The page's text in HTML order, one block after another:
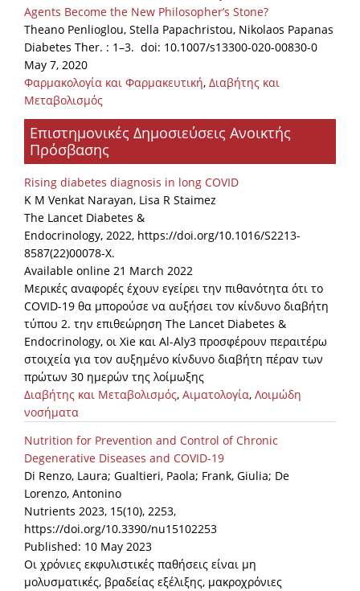
Agents Become the New Philosopher’s Stone?
Theano Penlioglou, Stella Papachristou, Nikolaos Papanas
Diabetes Ther. : 1–3. doi: 10.1007/s13300-020-00830-0
May 7, 2020
Φαρμακολογία και Φαρμακευτική, Διαβήτης και
Μεταβολισμός
Επιστημονικές Δημοσιεύσεις Ανοικτής
Πρόσβασης
Rising diabetes diagnosis in long COVID
K M Venkat Narayan, Lisa R Staimez
The Lancet Diabetes &
Endocrinology, 2022, https://doi.org/10.1016/S2213-
8587(22)00078-X.
Available online 21 March 2022
Μερικές αναφορές έχουν εγείρει την πιθανότητα ότι το
COVID-19 θα μπορούσε να αυξήσει τον κίνδυνο διαβήτη
τύπου 2. την επιθεώρηση The Lancet Diabetes &
Endocrinology, οι Xie και Al-Aly3 προσφέρουν περαιτέρω
στοιχεία για τον αυξημένο κίνδυνο διαβήτη πέραν των
πρώτων 30 ημερών της λοίμωξης
Διαβήτης και Μεταβολισμός, Αιματολογία, Λοιμώδη
νοσήματα
Nutrition for Prevention and Control of Chronic
Degenerative Diseases and COVID-19
Di Renzo, Laura; Gualtieri, Paola; Frank, Giulia; De
Lorenzo, Antonino
Nutrients 2023, 15(10), 2253,
https://doi.org/10.3390/nu15102253
Published: 10 May 2023
Οι χρόνιες εκφυλιστικές παθήσεις είναι μη
μολυσματικές, βραδείας εξέλιξης, μακροχρόνιες